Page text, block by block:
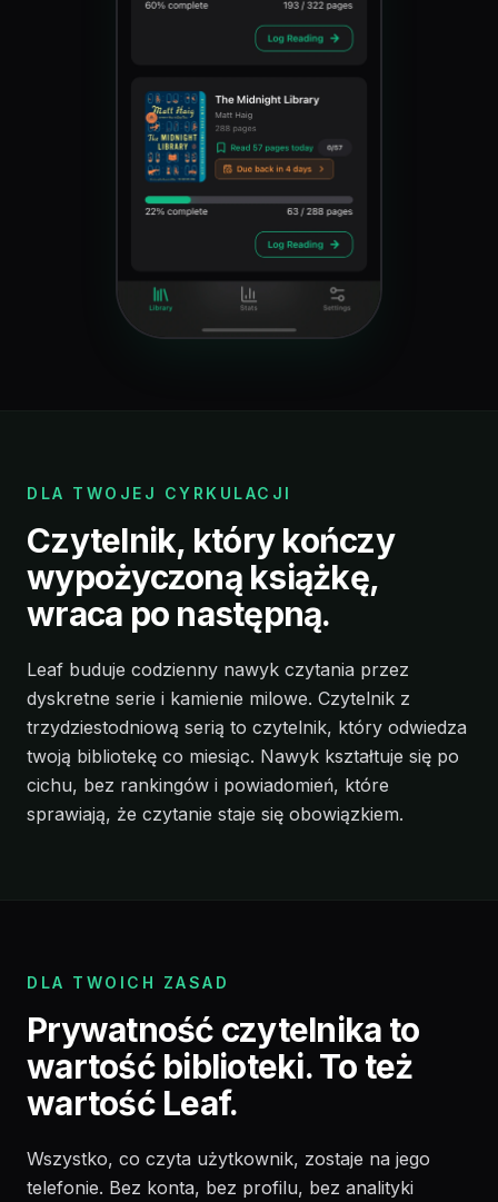
DLA TWOJEJ CYRKULACJI
Czytelnik, który kończy
wypożyczoną książkę,
wraca po następną.
Leaf buduje codzienny nawyk czytania przez
dyskretne serie i kamienie milowe. Czytelnik z
trzydziestodniową serią to czytelnik, który odwiedza
twoją bibliotekę co miesiąc. Nawyk kształtuje się po
cichu, bez rankingów i powiadomień, które
sprawiają, że czytanie staje się obowiązkiem.
DLA TWOICH ZASAD
Prywatność czytelnika to
wartość biblioteki. To też
wartość Leaf.
Wszystko, co czyta użytkownik, zostaje na jego
telefonie. Bez konta, bez profilu, bez analityki